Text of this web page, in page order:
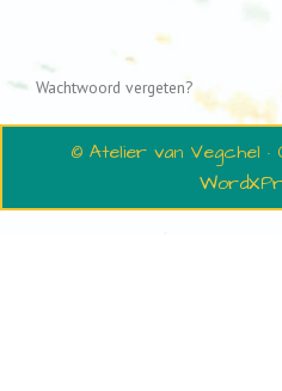
Wachtwoord vergeten?
© Atelier van Vegchel